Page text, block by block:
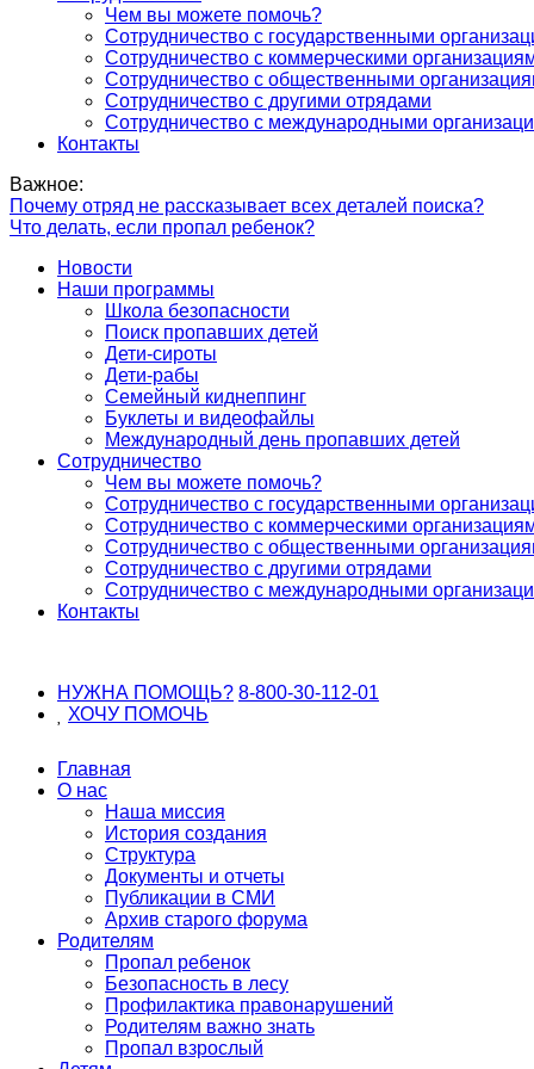
Чем вы можете помочь?
Сотрудничество с государственными
Сотрудничество с коммерческими
Сотрудничество с общественными
Сотрудничество с другими отрядами
Сотрудничество с международными
Контакты
Важное:
Почему отряд не рассказывает всех деталей поиска?
Что делать, если пропал ребенок?
Новости
Наши программы
Школа безопасности
Поиск пропавших детей
Дети-сироты
Дети-рабы
Семейный киднеппинг
Буклеты и видеофайлы
Международный день пропавших детей
Сотрудничество
Чем вы можете помочь?
Сотрудничество с государственными
Сотрудничество с коммерческими
Сотрудничество с общественными
Сотрудничество с другими отрядами
Сотрудничество с международными
Контакты
НУЖНА ПОМОЩЬ? 8-800-30-112-01
ХОЧУ ПОМОЧЬ
Главная
О нас
Наша миссия
История создания
Структура
Документы и отчеты
Публикации в СМИ
Архив старого форума
Родителям
Пропал ребенок
Безопасность в лесу
Профилактика правонарушений
Родителям важно знать
Пропал взрослый